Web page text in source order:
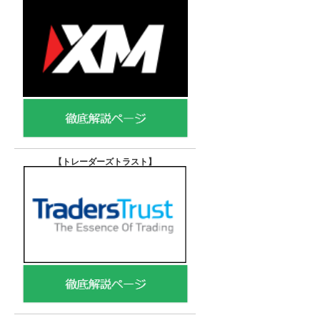
【トレーダーズトラスト 】